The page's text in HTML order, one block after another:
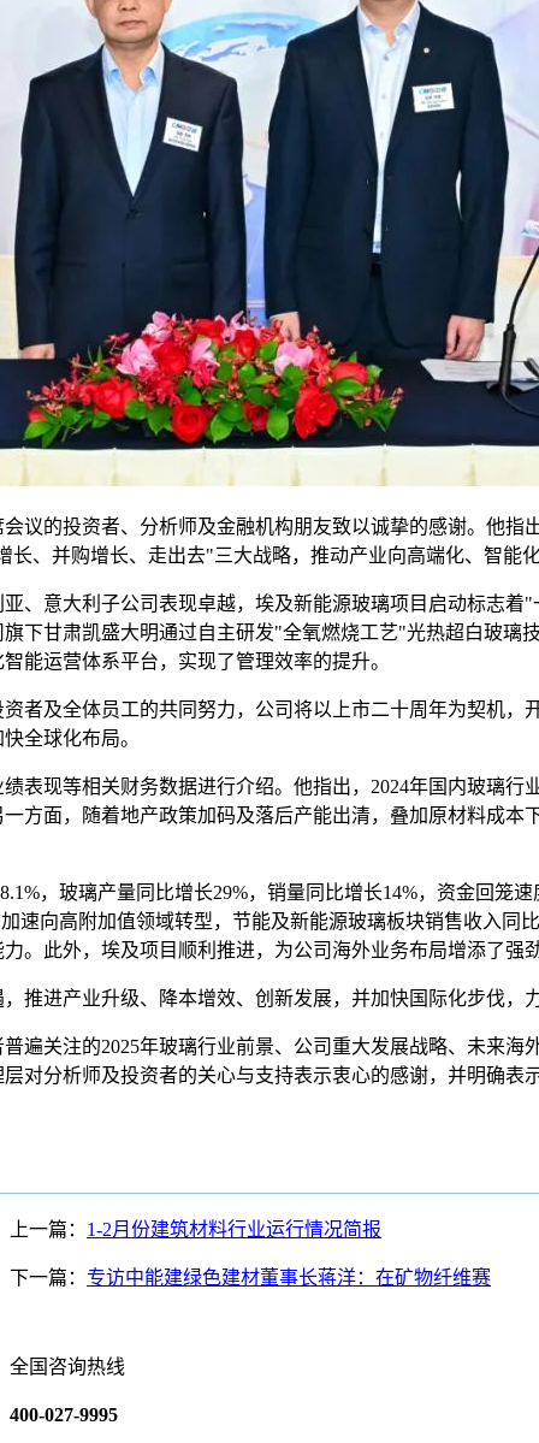
的投资者、分析师及金融机构朋友致以诚挚的感谢。他指
长、并购增长、走出去"三大战略，推动产业向高端化、智能
意大利子公司表现卓越，埃及新能源玻璃项目启动标志着"
下甘肃凯盛大明通过自主研发"全氧燃烧工艺"光热超白玻璃
能运营体系平台，实现了管理效率的提升。
及全体员工的共同努力，公司将以上市二十周年为契机，
全球化布局。
现等相关财务数据进行介绍。他指出，2024年国内玻璃行
方面，随着地产政策加码及落后产能出清，叠加原材料成本
，玻璃产量同比增长29%，销量同比增长14%，资金回笼
速向高附加值领域转型，节能及新能源玻璃板块销售收入同
。此外，埃及项目顺利推进，为公司海外业务布局增添了强
进产业升级、降本增效、创新发展，并加快国际化步伐，
关注的2025年玻璃行业前景、公司重大发展战略、未来海
对分析师及投资者的关心与支持表示衷心的感谢，并明确表
上一篇： 1-2月份建筑材料行业运行情况简报
下一篇： 专访中能建绿色建材董事长蒋洋：在矿物纤维赛
全国咨询热线
400-027-9995